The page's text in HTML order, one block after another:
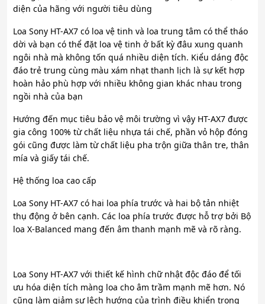
diện của hãng với người tiêu dùng
Loa Sony HT-AX7 có loa vệ tinh và loa trung tâm có thể tháo
dời và bạn có thể đặt loa vệ tinh ở bất kỳ đâu xung quanh
ngôi nhà mà không tốn quá nhiều diện tích. Kiểu dáng độc
đáo trẻ trung cùng màu xám nhạt thanh lịch là sự kết hợp
hoàn hảo phù hợp với nhiều không gian khác nhau trong
ngồi nhà của bạn
Hướng đến mục tiêu bảo vệ môi trường vì vậy HT-AX7 được
gia công 100% từ chất liệu nhựa tái chế, phần vỏ hộp đóng
gói cũng được làm từ chất liệu pha trộn giữa thân tre, thân
mía và giấy tái chế.
Hệ thống loa cao cấp
Loa Sony HT-AX7 có hai loa phía trước và hai bộ tản nhiệt
thụ động ở bên cạnh. Các loa phía trước được hỗ trợ bởi Bộ
loa X-Balanced mang đến âm thanh mạnh mẽ và rõ ràng.
Loa Sony HT-AX7 với thiết kế hình chữ nhật độc đáo để tối
ưu hóa diện tích màng loa cho âm trầm mạnh mẽ hơn. Nó
cũng làm giảm sự lệch hướng của trình điều khiển trong